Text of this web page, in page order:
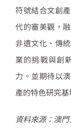
符號結合文創
代的審美觀，
非遺文化、傳
業的挑戰與創
力。並期待以
產的特色研究基
資料來源：澳